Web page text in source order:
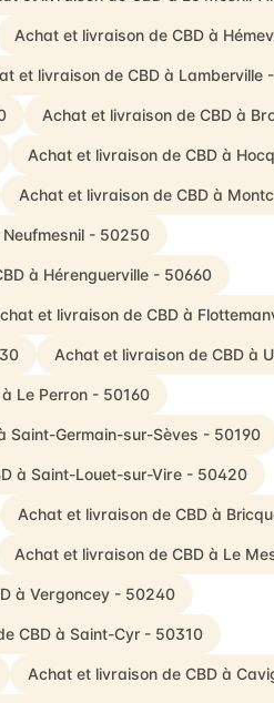
Achat et livraison de CBD à
et livraison de CBD à Lamberville
Achat et livraison de CBD à
Achat et livraison de CBD à
Achat et livraison de CBD à
- 50250
à Hérenguerville - 50660
et livraison de CBD à
Achat et livraison de CBD à
Le Perron - 50160
Saint-Germain-sur-Sèves - 50190
à Saint-Louet-sur-Vire - 50420
Achat et livraison de CBD à
Achat et livraison de CBD à Le
à Vergoncey - 50240
CBD à Saint-Cyr - 50310
Achat et livraison de CBD à